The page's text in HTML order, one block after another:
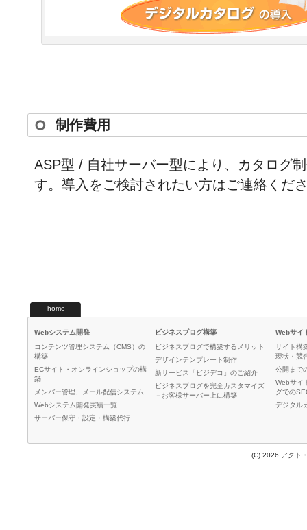
制作費用
ASP型 / 自社サーバー型により、カタログ
す。導入をご検討されたい方はご連絡くだ
home
Webシステム開発
コンテンツ管理システム（CMS）の
構築
ECサイト・オンラインショップの構
築
メンバー管理、メール配信システム
Webシステム開発実績一覧
サーバー保守・設定・構築代行
ビジネスブログ構築
ビジネスブログで構築するメリット
デザインテンプレート制作
新サービス「ビジデコ」のご紹介
ビジネスブログを完全カスタマイズ
－お客様サーバー上に構築
Webサイ
サイト構
現状・競
公開まで
Webサイ
グでの
デジタル
(C) 2026 アクト